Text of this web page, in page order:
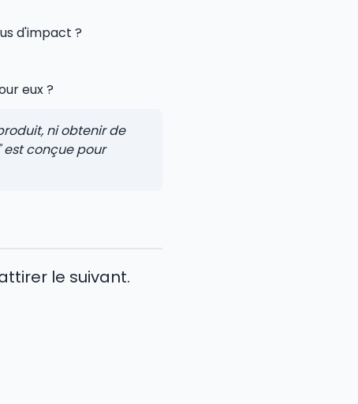
d'impact ?
eux ?
ni obtenir de
est conçue pour
le suivant.